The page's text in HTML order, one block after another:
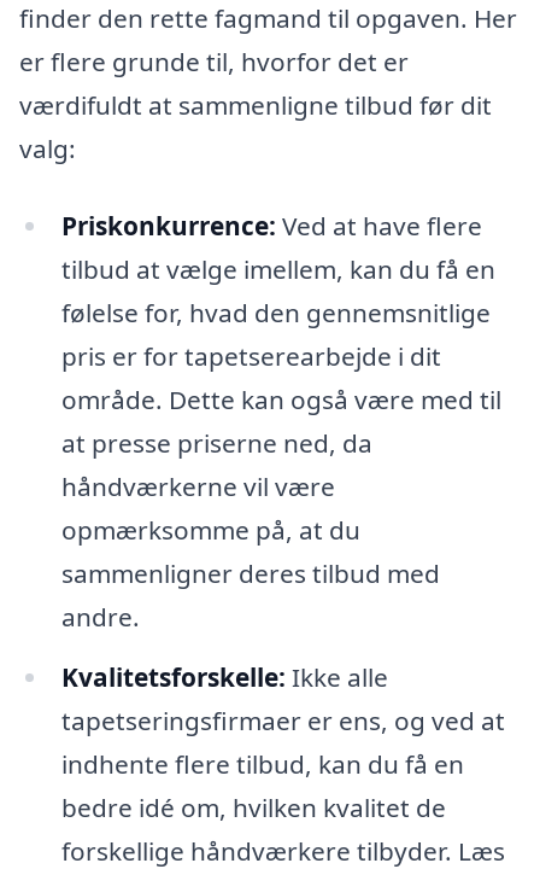
finder den rette fagmand til opgaven. Her
er flere grunde til, hvorfor det er
værdifuldt at sammenligne tilbud før dit
valg:
Priskonkurrence: Ved at have flere
tilbud at vælge imellem, kan du få en
følelse for, hvad den gennemsnitlige
pris er for tapetserearbejde i dit
område. Dette kan også være med til
at presse priserne ned, da
håndværkerne vil være
opmærksomme på, at du
sammenligner deres tilbud med
andre.
Kvalitetsforskelle: Ikke alle
tapetseringsfirmaer er ens, og ved at
indhente flere tilbud, kan du få en
bedre idé om, hvilken kvalitet de
forskellige håndværkere tilbyder. Læs